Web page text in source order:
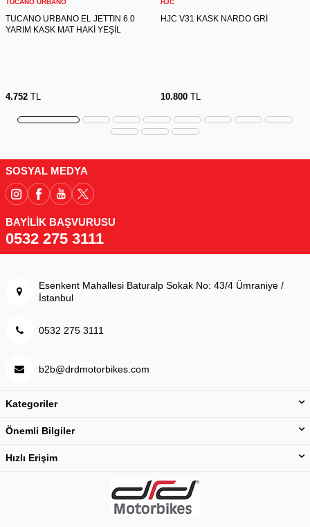
TUCANO URBANO EL JETTIN 6.0
YARIM KASK MAT HAKİ YEŞİL
4.752 TL
HJC V31 KASK NARDO GRİ
10.800TL
SOSYAL MEDYA
BAYİLİK BAŞVURUSU
0532 275 3111
Esenkent Mahallesi Baturalp Sokak No: 43/4 Ümraniye /
İstanbul
0532 275 3111
b2b@drdmotorbikes.com
Kategoriler
Önemli Bilgiler
Hızlı Erişim